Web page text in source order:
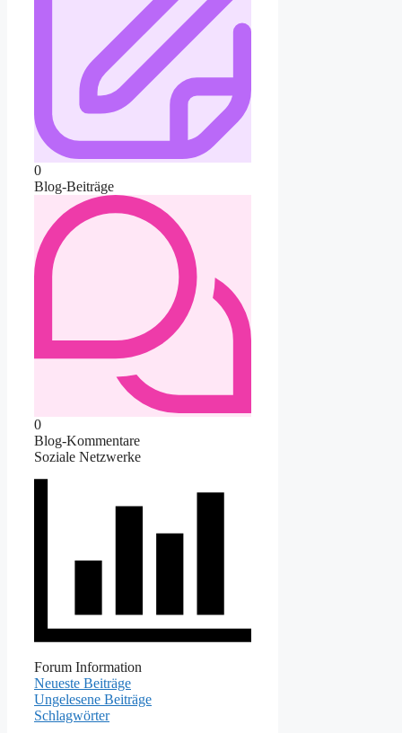
0
Blog-Beiträge
0
Blog-Kommentare
Soziale Netzwerke
Forum Information
Neueste Beiträge
Ungelesene Beiträge
Schlagwörter